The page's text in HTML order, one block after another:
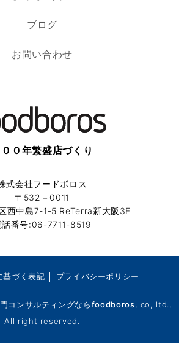
ブログ
お問い合わせ
００年繁盛店づくり
式会社フードボロス
〒532－0011
西中島7-1-5 ReTerra新大阪3F
話番号:06-7711-8519
基づく表記 プライバシーポリシー
コンサルティングならfoodboros, co, ltd.,
All right reserved.